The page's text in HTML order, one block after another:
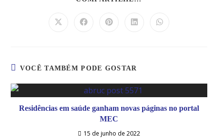
VOCÊ TAMBÉM PODE GOSTAR
Residências em saúde ganham novas páginas no portal
MEC
15 de junho de 2022